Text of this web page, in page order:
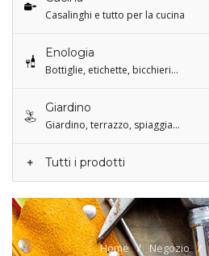
Casalinghi e tutto per la cucina
Enologia
Bottiglie, etichette, bicchieri…
Giardino
Giardino, terrazzo, spiaggia…
Tutti i prodotti
Home / Negozio /